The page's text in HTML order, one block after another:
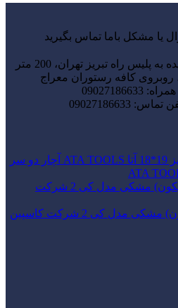
یا مشکل باما تماس بگیرید
نرسیده به پلیس راه تبریز تهران، 200 متر
روبروی کافه رستوران معراج
09027186633
تماس: 09027186633
آچار دو سر
مدل کی 2 شرکت کاسپین